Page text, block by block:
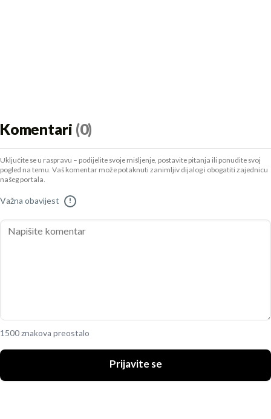
Komentari (0)
Uključite se u raspravu – podijelite svoje mišljenje, postavite pitanja ili ponudite svoj
pogled na temu. Vaš komentar može potaknuti zanimljiv dijalog i obogatiti zajednicu
našeg portala.
Važna obavijest !
1500 znakova preostalo
Prijavite se